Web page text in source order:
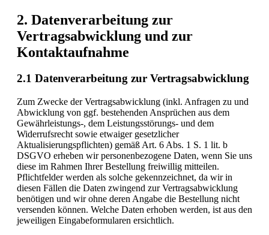
2. Datenverarbeitung zur
Vertragsabwicklung und zur
Kontaktaufnahme
2.1 Datenverarbeitung zur Vertragsabwicklung
Zum Zwecke der Vertragsabwicklung (inkl. Anfragen zu und
Abwicklung von ggf. bestehenden Ansprüchen aus dem
Gewährleistungs-, dem Leistungsstörungs- und dem
Widerrufsrecht sowie etwaiger gesetzlicher
Aktualisierungspflichten) gemäß Art. 6 Abs. 1 S. 1 lit. b
DSGVO erheben wir personenbezogene Daten, wenn Sie uns
diese im Rahmen Ihrer Bestellung freiwillig mitteilen.
Pflichtfelder werden als solche gekennzeichnet, da wir in
diesen Fällen die Daten zwingend zur Vertragsabwicklung
benötigen und wir ohne deren Angabe die Bestellung nicht
versenden können. Welche Daten erhoben werden, ist aus den
jeweiligen Eingabeformularen ersichtlich.